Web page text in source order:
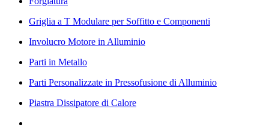
Griglia a T Modulare per Soffitto e Componenti
Involucro Motore in Alluminio
Parti in Metallo
Parti Personalizzate in Pressofusione di Alluminio
Piastra Dissipatore di Calore